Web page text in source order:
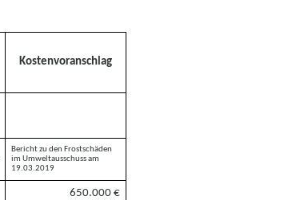
Kostenvoranschlag
Bericht zu den Frostschäden
im Umweltausschuss am
19.03.2019
650.000 €